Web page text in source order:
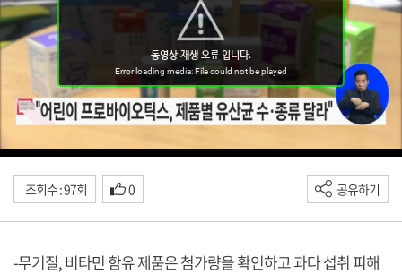
조회수 : 97회 0 공유하기
-무기질, 비타민 함유 제품은 첨가량을 확인하고 과다 섭취 피해